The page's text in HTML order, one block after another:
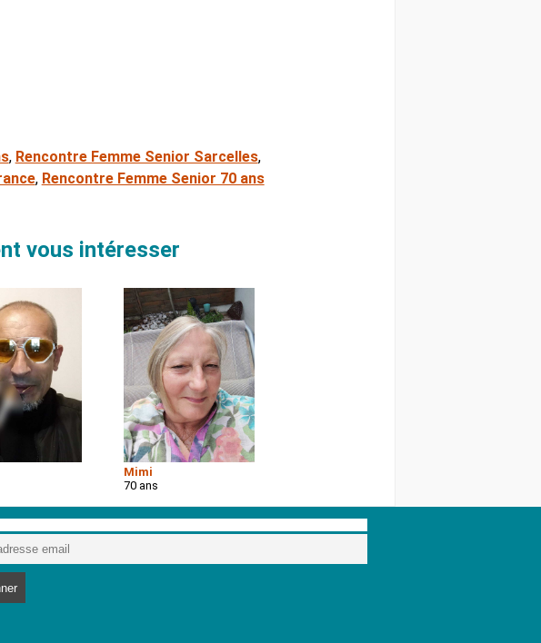
, Rencontre Femme Senior Sarcelles,
, Rencontre Femme Senior 70 ans
vous intéresser
Mimi
70 ans